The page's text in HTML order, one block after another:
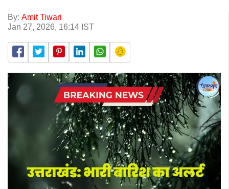
By: Amit Tiwari
Jan 27, 2026, 16:14 IST